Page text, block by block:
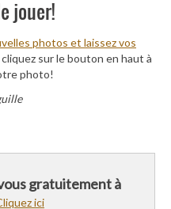
jouer!
photos et laissez vos
sur le bouton en haut à
photo!
gratuitement à
ici